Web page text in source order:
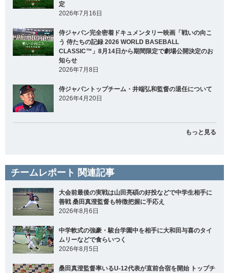
定
2026年7月16日
侍ジャパン完全密着ドキュメンタリー映画「戦いの向こ
う 侍たちの記録 2026 WORLD BASEBALL
CLASSIC™」8月14日から期間限定で劇場公開決定のお
知らせ
2026年7月8日
侍ジャパントップチーム・井端弘和監督の退任について
2026年4月20日
もっと見る
チームレポート 関連記事
大会前最後の実戦は山田亮碩の好投などで中学生相手に
善戦 桑田真澄監督も特徴把握に手応え
2026年8月6日
中学軟式の強豪・駿台学園中を相手に大和田与喜のタイ
ムリーなどで食らいつく
2026年8月5日
桑田真澄監督率いるU-12代表が直前合宿を開始 トップチ